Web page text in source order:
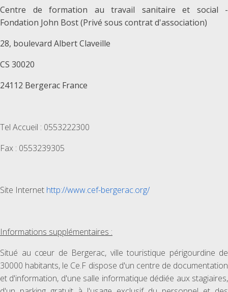
Centre de formation au travail sanitaire et social -
Fondation John Bost (Privé sous contrat d'association)
28, boulevard Albert Claveille
CS 30020
24112 Bergerac France
Tel Accueil : 0553222300
Fax : 0553239305
Site Internet http://www.cef-bergerac.org/
Informations supplémentaires :
Situé au cœur de Bergerac, ville touristique périgourdine de
30000 habitants, le Ce.F dispose d'un centre de documentation
et d'information, d'une salle informatique dédiée aux stagiaires,